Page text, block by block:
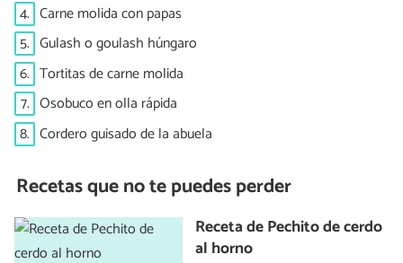
4. Carne molida con papas
5. Gulash o goulash húngaro
6. Tortitas de carne molida
7. Osobuco en olla rápida
8. Cordero guisado de la abuela
Recetas que no te puedes perder
Receta de Pechito de cerdo
al horno